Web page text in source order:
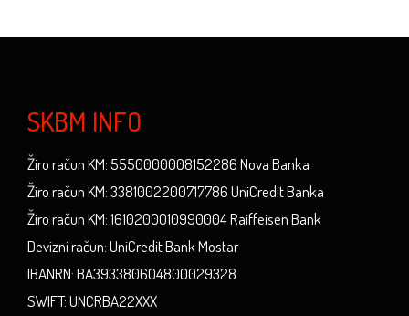
SKBM INFO
Žiro račun KM: 5550000008152286 Nova Banka
Žiro račun KM: 3381002200717786 UniCredit Banka
Žiro račun KM: 1610200010990004 Raiffeisen Bank
Devizni račun: UniCredit Bank Mostar
IBANRN: BA393380604800029328
SWIFT: UNCRBA22XXX